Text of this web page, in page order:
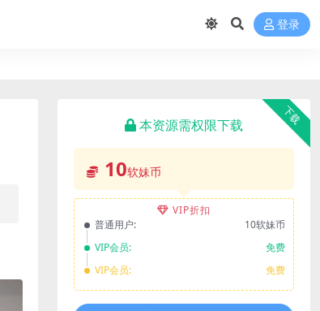
登录
下载
本资源需权限下载
10软妹币
VIP折扣
普通用户:
10软妹币
VIP会员:
免费
VIP会员:
免费